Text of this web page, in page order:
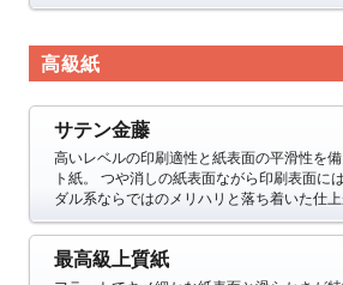
高級紙
サテン金藤
高いレベルの印刷適性と紙表面の平滑性を
ト紙。 つや消しの紙表面ながら印刷表面に
ダル系ならではのメリハリと落ち着いた仕上
最高級上質紙